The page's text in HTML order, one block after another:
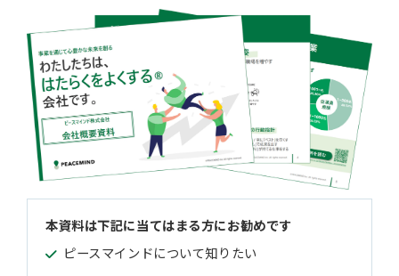
本資料は下記に当てはまる方にお勧めです
ピースマインドについて知りたい